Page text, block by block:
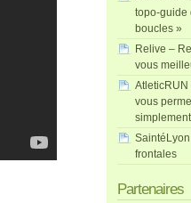
topo-guide
boucles »
Relive –
vous
AtleticRUN
vous
frontales
Partenaires